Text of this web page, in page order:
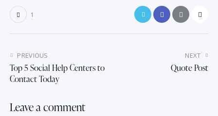
1
PREVIOUS
Top 5 Social Help Centers to
Contact Today
NEXT
Quote Post
Leave a comment